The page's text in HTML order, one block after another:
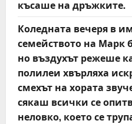
късаше на дръжките.
Коледната вечеря в
семейството на Марк
но въздухът режеше
полилеи хвърляха
смехът на хората
сякаш всички се
неловко, което се